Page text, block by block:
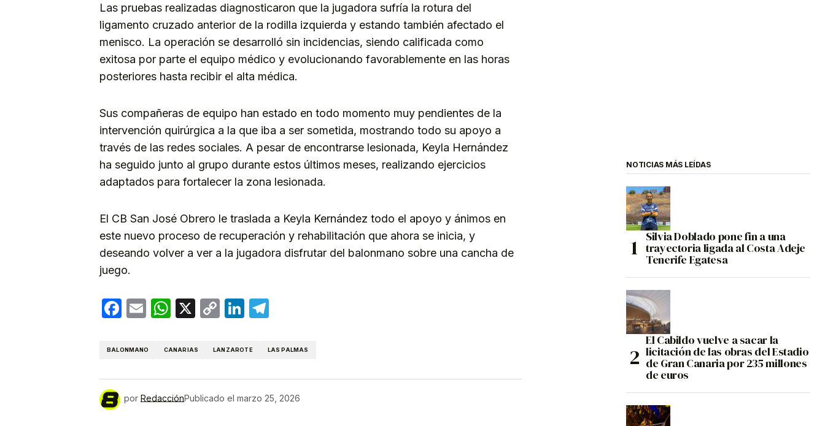
Las pruebas realizadas diagnosticaron que la jugadora sufría la rotura del
ligamento cruzado anterior de la rodilla izquierda y estando también afectado el
menisco. La operación se desarrolló sin incidencias, siendo calificada como
exitosa por parte el equipo médico y evolucionando favorablemente en las horas
posteriores hasta recibir el alta médica.
Sus compañeras de equipo han estado en todo momento muy pendientes de la
intervención quirúrgica a la que iba a ser sometida, mostrando todo su apoyo a
través de las redes sociales. A pesar de encontrarse lesionada, Keyla Hernández
ha seguido junto al grupo durante estos últimos meses, realizando ejercicios
adaptados para fortalecer la zona lesionada.
El CB San José Obrero le traslada a Keyla Kernández todo el apoyo y ánimos en
este nuevo proceso de recuperación y rehabilitación que ahora se inicia, y
deseando volver a ver a la jugadora disfrutar del balonmano sobre una cancha de
juego.
Facebook
EmailWhatsApp
X
CopyLinkedIn
BALONMANO CANARIAS LANZAROTE LAS PALMAS
por RedacciónPublicado el marzo 25, 2026
NOTICIAS MÁS LEÍDAS
Silvia Doblado pone fin a una
trayectoria ligada al Costa Adeje
Tenerife Egatesa
El Cabildo vuelve a sacar la
licitación de las obras del Estadio
de Gran Canaria por 235 millones
de euros